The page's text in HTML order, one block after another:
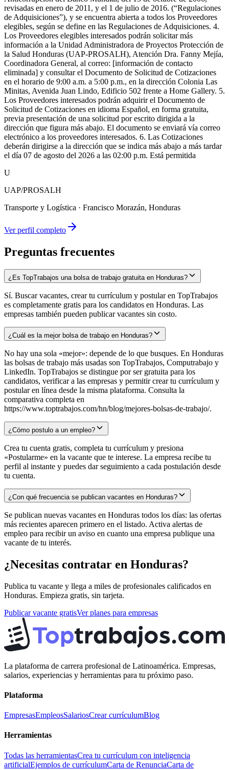
revisadas en enero de 2011, y el 1 de julio de 2016. (“Regulaciones
de Adquisiciones”), y se encuentra abierta a todos los Proveedores
elegibles, según se define en las Regulaciones de Adquisiciones. 4.
Los Proveedores elegibles interesados podrán solicitar más
información a la Unidad Administradora de Proyectos Protección de
la Salud Honduras (UAP-PROSALH), Atención Dra. Fanny Mejía,
Coordinadora General, al correo: [información de contacto
eliminada] y consultar el Documento de Solicitud de Cotizaciones
en el horario de 9:00 a.m. a 5:00 p.m., en la dirección Colonia Las
Minitas, Avenida Juan Lindo, Edificio 502 frente a Home Gallery. 5.
Los Proveedores interesados podrán adquirir el Documento de
Solicitud de Cotizaciones en idioma Español, en forma gratuita,
previa presentación de una solicitud por escrito dirigida a la
dirección que figura más abajo. El documento se enviará vía correo
electrónico a los proveedores interesados. 6. Las Cotizaciones
deberán dirigirse a la dirección que se indica más abajo a más tardar
el día 07 de agosto del 2026 a las 02:00 p.m. Está permitida
U
UAP/PROSALH
Transporte y Logística · Francisco Morazán, Honduras
Ver perfil completo
Preguntas frecuentes
¿Es TopTrabajos una bolsa de trabajo gratuita en Honduras?
Sí. Buscar vacantes, crear tu currículum y postular en TopTrabajos
es completamente gratis para los candidatos en Honduras. Las
empresas también pueden publicar vacantes sin costo.
¿Cuál es la mejor bolsa de trabajo en Honduras?
No hay una sola «mejor»: depende de lo que busques. En Honduras
las bolsas de trabajo más usadas son TopTrabajos, Computrabajo y
LinkedIn. TopTrabajos se distingue por ser gratuita para los
candidatos, verificar a las empresas y permitir crear tu currículum y
postular en línea desde la misma plataforma. Consulta la
comparativa completa en
https://www.toptrabajos.com/hn/blog/mejores-bolsas-de-trabajo/.
¿Cómo postulo a un empleo?
Crea tu cuenta gratis, completa tu currículum y presiona
«Postularme» en la vacante que te interese. La empresa recibe tu
perfil al instante y puedes dar seguimiento a cada postulación desde
tu cuenta.
¿Con qué frecuencia se publican vacantes en Honduras?
Se publican nuevas vacantes en Honduras todos los días: las ofertas
más recientes aparecen primero en el listado. Activa alertas de
empleo para recibir un aviso en cuanto una empresa publique una
vacante de tu interés.
¿Necesitas contratar en Honduras?
Publica tu vacante y llega a miles de profesionales calificados en
Honduras. Empieza gratis, sin tarjeta.
Publicar vacante gratisVer planes para empresas
La plataforma de carrera profesional de Latinoamérica. Empresas,
salarios, experiencias y herramientas para tu próximo paso.
Plataforma
EmpresasEmpleosSalariosCrear currículumBlog
Herramientas
Todas las herramientasCrea tu currículum con inteligencia
artificialEjemplos de currículumCarta de RenunciaCarta de